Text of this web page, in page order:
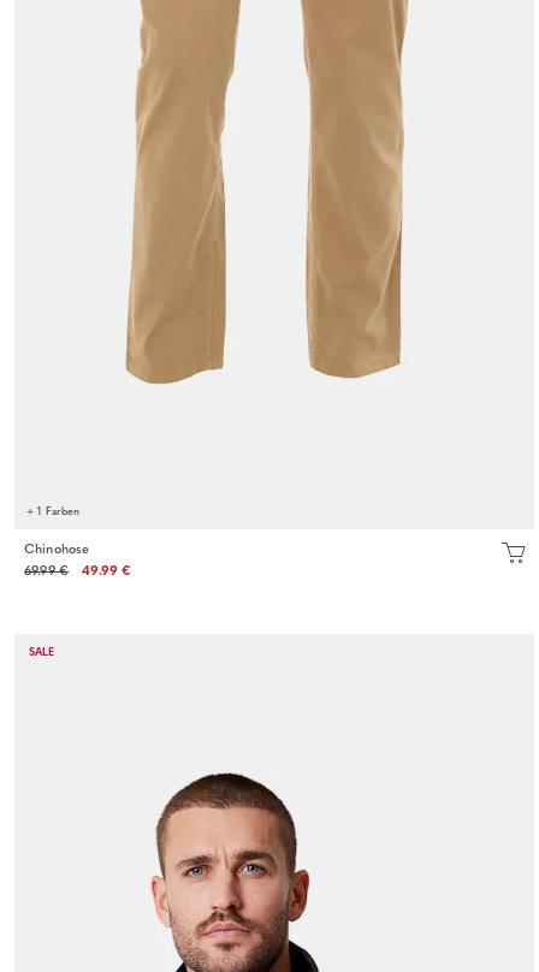
+ 1 Farben
Chinohose
69.99 €
49.99 €
SALE